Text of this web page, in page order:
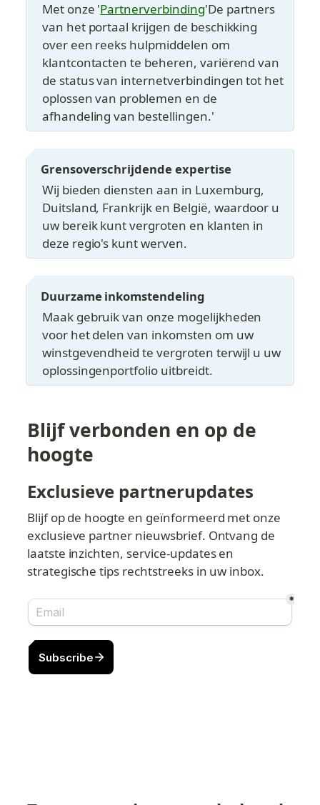
Met onze 'Partnerverbinding'De partners
van het portaal krijgen de beschikking
over een reeks hulpmiddelen om
klantcontacten te beheren, variërend van
de status van internetverbindingen tot het
oplossen van problemen en de
afhandeling van bestellingen.'
Grensoverschrijdende expertise
Wij bieden diensten aan in Luxemburg,
Duitsland, Frankrijk en België, waardoor u
uw bereik kunt vergroten en klanten in
deze regio's kunt werven.
Duurzame inkomstendeling
Maak gebruik van onze mogelijkheden
voor het delen van inkomsten om uw
winstgevendheid te vergroten terwijl u uw
oplossingenportfolio uitbreidt.
Blijf verbonden en op de
hoogte
Exclusieve partnerupdates
Blijf op de hoogte en geïnformeerd met onze
exclusieve partner nieuwsbrief. Ontvang de
laatste inzichten, service-updates en
strategische tips rechtstreeks in uw inbox.